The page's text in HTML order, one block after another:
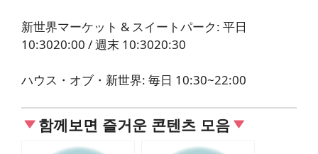
新世界マーケット & スイートパーク: 平日
10:3020:00 / 週末 10:3020:30
ハウス・オブ・新世界: 毎日 10:30~22:00
함께보면 즐거운 콘텐츠 모음